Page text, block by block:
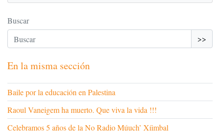
Buscar
>>
En la misma sección
Baile por la educación en Palestina
Raoul Vaneigem ha muerto. Que viva la vida !!!
Celebramos 5 años de la No Radio Múuch’ Xíimbal